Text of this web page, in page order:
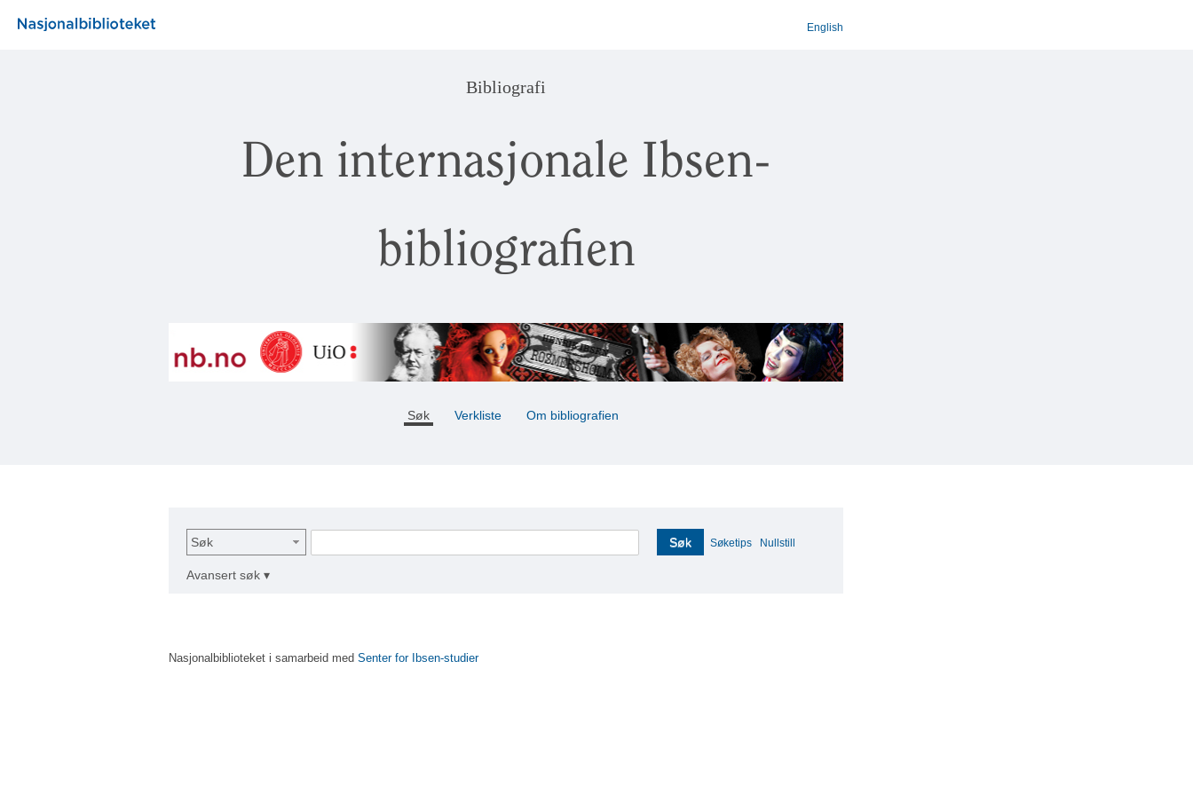
English
Bibliografi
Den internasjonale Ibsen-
bibliografien
Søk Verkliste Om bibliografien
Søk Søk Søketips Nullstill
Avansert søk ▾
Nasjonalbiblioteket i samarbeid med Senter for Ibsen-studier